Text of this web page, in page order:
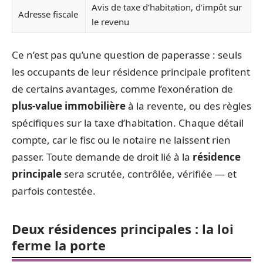
Adresse fiscale
Avis de taxe d’habitation, d’impôt sur
le revenu
Ce n’est pas qu’une question de paperasse : seuls
les occupants de leur résidence principale profitent
de certains avantages, comme l’exonération de
plus-value immobilièreà la revente, ou des règles
spécifiques sur la taxe d’habitation. Chaque détail
compte, car le fisc ou le notaire ne laissent rien
passer. Toute demande de droit lié à la résidence
principale sera scrutée, contrôlée, vérifiée — et
parfois contestée.
Deux résidences principales : la loi
ferme la porte